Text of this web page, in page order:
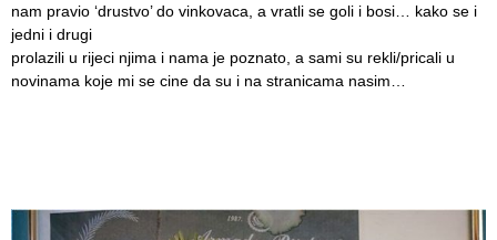
nam pravio ‘drustvo’ do vinkovaca, a vratli se goli i bosi… kako se i
jedni i drugi
prolazili u rijeci njima i nama je poznato, a sami su rekli/pricali u
novinama koje mi se cine da su i na stranicama nasim…